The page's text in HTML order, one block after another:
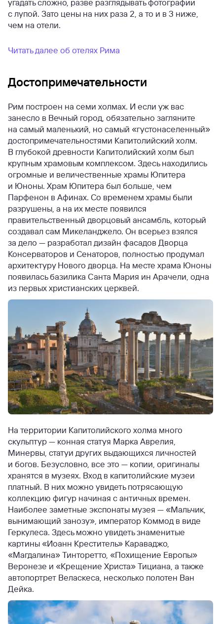
угадать сложно, разве разглядывать фотографии
с лупой. Зато цены на них раза 2, а то и в 3 ниже,
чем на отели.
Читать далее об отелях Рима
Достопримечательности
Рим построен на семи холмах. И если уж вас
занесло в Вечный город, обязательно загляните
на самый маленький, но самый «густонаселенный»
достопримечательностями Капитолийский холм.
В глубокой древности Капитолийский холм был
крупным храмовым комплексом. Здесь находились
огромные и величественные храмы Юпитера
и Юноны. Храм Юпитера был больше, чем
Парфенон в Афинах. Со временем храмы были
разрушены, а на их месте появился
правительственный дворцовый ансамбль, который
создавал сам Микеланджело. Он всерьез взялся
за дело — разработал дизайн фасадов Дворца
Консерваторов и Сенаторов, полностью продумал
архитектуру Нового дворца. На месте храма Юноны
появилась базилика Санта Мария ин Арачели, одна
из первых христианских церквей.
На территории Капитолийского холма много
скульптур — конная статуя Марка Аврелия,
Минервы, статуи других выдающихся личностей
и богов. Безусловно, все это — копии, оригиналы
хранятся в музеях. Вход в капитолийские музеи
платный. В них можно увидеть потрясающую
коллекцию фигур начиная с античных времен.
Наиболее заметные экспонаты музея — «Мальчик,
вынимающий занозу», император Коммод в виде
Геркулеса. Здесь можно увидеть знаменитые
картины «Иоанн Креститель» Караваджо,
«Магдалина» Тинторетто, «Похищение Европы»
Веронезе и «Крещение Христа» Тициана, а также
автопортрет Веласкеса, несколько полотен Ван
Дейка.